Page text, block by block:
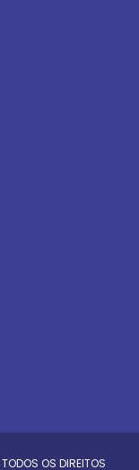
TODOS OS DIREITOS